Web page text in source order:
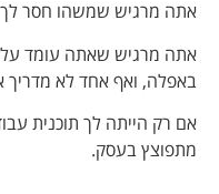
אתה מרגיש שמשהו חסר לך
אתה מרגיש שאתה עומד על
באפלה, ואף אחד לא מדריך
אם רק הייתה לך תוכנית
מתפוצץ בעסק.